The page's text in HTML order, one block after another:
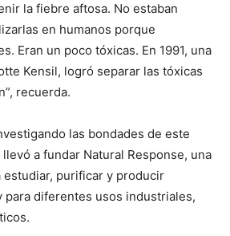
la fiebre aftosa. No estaban
en humanos porque
Eran un poco tóxicas. En 1991, una
Kensil, logró separar las tóxicas
recuerda.
las bondades de este
a fundar Natural Response, una
estudiar, purificar y producir
para diferentes usos industriales,